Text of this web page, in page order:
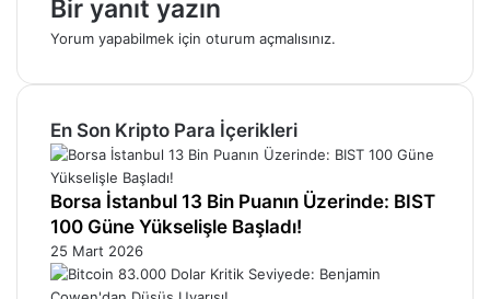
Bir yanıt yazın
Yorum yapabilmek için oturum açmalısınız.
En Son Kripto Para İçerikleri
Borsa İstanbul 13 Bin Puanın Üzerinde: BIST
100 Güne Yükselişle Başladı!
25 Mart 2026